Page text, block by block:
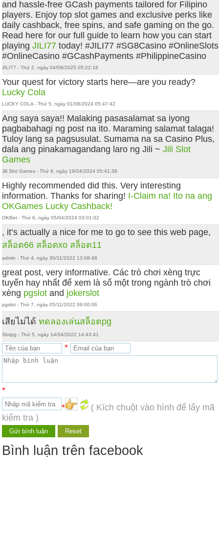
and hassle-free GCash payments tailored for Filipino
players. Enjoy top slot games and exclusive perks like
daily cashback, free spins, and safe gaming on the go.
Read here for our full guide to learn how you can start
playingJILI77 today! #JILI77 #SG8Casino #OnlineSlots
#OnlineCasino #GCashPayments #PhilippineCasino
JILI77 - Thứ 2, ngày 04/08/2025 05:22:18
Your quest for victory starts here—are you ready?
Lucky Cola
LUCKY COLA - Thứ 5, ngày 01/08/2024 05:47:42
Ang saya saya!! Malaking pasasalamat sa iyong
pagbabahagi ng post na ito. Maraming salamat talaga!
Tuloy lang sa pagsusulat. Sumama na sa Casino Plus,
dala ang pinakamagandang laro ng Jili ~Jili Slot
Games
Jili Slot Games - Thứ 6, ngày 19/04/2024 05:41:38
Highly recommended did this. Very interesting
information. Thanks for sharing! I-Claim na! Ito na ang
OKGames Lucky Cashback!
OKBet - Thứ 6, ngày 05/04/2024 03:01:02
, it’s actually a nice for me to go to see this web page,
สล็อต66 สล็อตxo สล็อต11
admin - Thứ 4, ngày 30/11/2022 13:08:48
great post, very informative. Các trò chơi xèng trực
tuyến hay nhất để xem là số một trong ngành trò chơi
xèng pgslot and jokerslot
pgslot - Thứ 7, ngày 05/11/2022 09:00:06
เสียไม่ได้ทดลองเล่นสล็อตpg
Slotpg - Thứ 5, ngày 14/04/2022 14:43:41
*
*
*
( Kích chuột vào hình để lấy mã
kiểm tra )
Bình luận trên facebook